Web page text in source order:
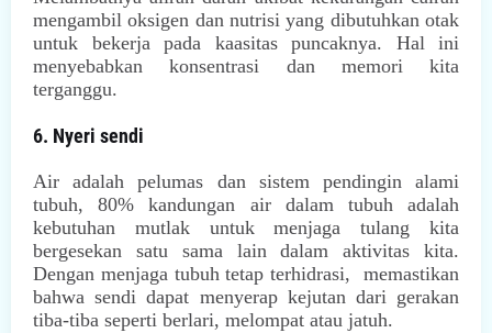
mengambil oksigen dan nutrisi yang dibutuhkan otak
untuk bekerja pada kaasitas puncaknya. Hal ini
menyebabkan konsentrasi dan memori kita
terganggu.
6. Nyeri sendi
Air adalah pelumas dan sistem pendingin alami
tubuh, 80% kandungan air dalam tubuh adalah
kebutuhan mutlak untuk menjaga tulang kita
bergesekan satu sama lain dalam aktivitas kita.
Dengan menjaga tubuh tetap terhidrasi, memastikan
bahwa sendi dapat menyerap kejutan dari gerakan
tiba-tiba seperti berlari, melompat atau jatuh.